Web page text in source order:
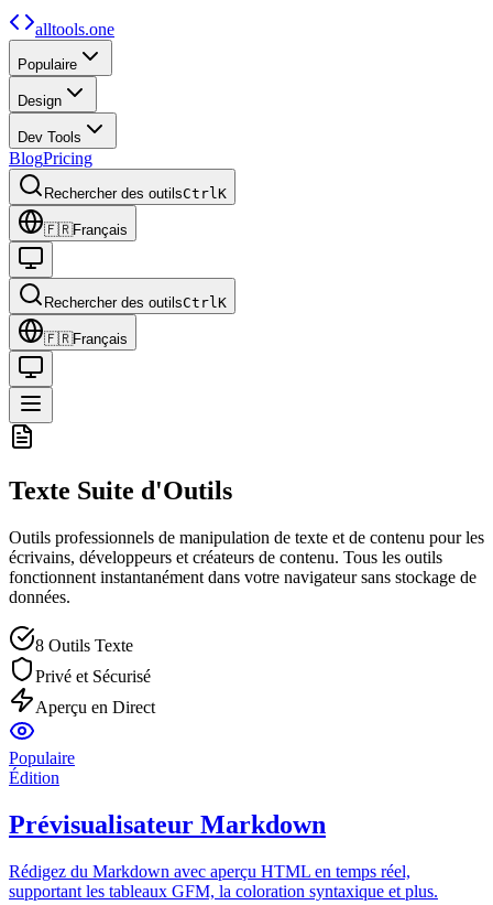
alltools.one
Populaire
Design
Dev Tools
BlogPricing
Rechercher des outilsCtrlK
🇫🇷Français
Rechercher des outilsCtrlK
🇫🇷Français
Texte Suite d'Outils
Outils professionnels de manipulation de texte et de contenu pour les
écrivains, développeurs et créateurs de contenu. Tous les outils
fonctionnent instantanément dans votre navigateur sans stockage de
données.
8 Outils Texte
Privé et Sécurisé
Aperçu en Direct
Populaire
Édition
Prévisualisateur Markdown
Rédigez du Markdown avec aperçu HTML en temps réel,
supportant les tableaux GFM, la coloration syntaxique et plus.